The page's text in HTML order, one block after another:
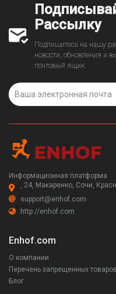
Рассылку
Подпишитесь на нашу
новости, обновления и
почтовый ящик.
Информационная платформа
, 24, Макаренко, Сочи,
support@enhof.com
http://enhof.com
Enhof.com
О компании
Перечень запрещенных товаров
Блог